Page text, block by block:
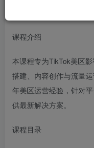
课程介绍
本课程专为TikTok美区
搭建、内容创作与流量
年美区运营经验，针对
供最新解决方案。
课程目录